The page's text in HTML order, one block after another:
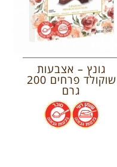
גונץ – אצבעות
שוקולד פרחים 200
גרם
.
.